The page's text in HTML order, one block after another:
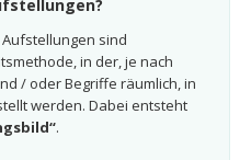
sind
in der, je nach
/ oder Begriffe räumlich, in
werden. Dabei entsteht
.